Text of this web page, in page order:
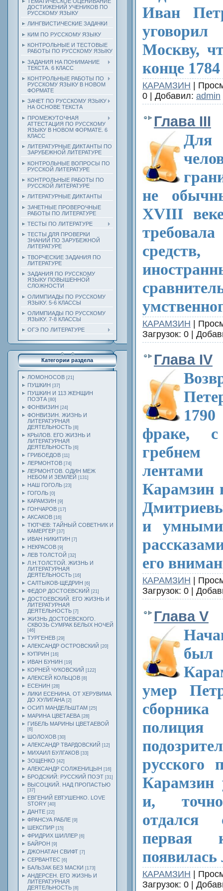
ДОСТИЖЕНИЙ УЧЕНИКОВ ПО
РУССКОМУ ЯЗЫКУ
ЛИНГВИСТИЧЕСКИЕ ЗАДАЧКИ
КИМ ПО РУССКОМУ ЯЗЫКУ
КОНТРОЛЬНЫЕ И ТЕСТОВЫЕ
РАБОТЫ ПО РУССКОМУ ЯЗЫКУ
ЗАДАНИЯ НА ПОНИМАНИЕ
ТЕКСТА. 6 КЛАСС
КОНТРОЛЬНЫЕ РАБОТЫ ПО
РУССКОМУ ЯЗЫКУ В НОВОМ
ФОРМАТЕ
ЗАЧЕТ ПО РУССКОМУ ЯЗЫКУ
НА ОСНОВЕ ТЕКСТА
ПРОМЕЖУТОЧНАЯ
АТТЕСТАЦИЯ ПО РУССКОМУ
ЯЗЫКУ В НОВОМ ФОРМАТЕ. 6
КЛАСС
ЛИТЕРАТУРНЫЕ ДИКТАНТЫ ПО
ЗАРУБЕЖНОЙ ЛИТЕРАТУРЕ
КОНТРОЛЬНЫЕ ВОПРОСЫ ПО
РУССКОЙ ЛИТЕРАТУРЕ
КОНТРОЛЬНЫЕ РАБОТЫ ПО
РУССКОЙ ЛИТЕРАТУРЕ
ЛИТЕРАТУРНЫЕ ДИКТАНТЫ
ЗАЧЕТНЫЕ ПРОВЕРОЧНЫЕ
РАБОТЫ ПО ЛИТЕРАТУРЕ
ТЕСТЫ ПО ЛИТЕРАТУРЕ
ТЕСТЫ ДЛЯ ПРОВЕРКИ
ЗНАНИЙ ПО ЗАРУБЕЖНОЙ
ЛИТЕРАТУРЕ
ТВОРЧЕСКИЕ ЗАДАНИЯ ПО
ЛИТЕРАТУРЕ
ЗАДАНИЯ ПО РУССКОМУ
ЯЗЫКУ ПОВЫШЕННОЙ
СЛОЖНОСТИ
ОЛИМПИАДЫ ПО РУССКОМУ
ЯЗЫКУ. 5-6 КЛАССЫ
ОЛИМПИАДЫ ПО РУССКОМУ
ЯЗЫКУ. 7-8 КЛАССЫ
ОГЭ ПО ЛИТЕРАТУРЕ
Категории раздела
ЛОМОНОСОВ [21]
ПУШКИН [37]
ПУШКИН И 113 ЖЕНЩИН
ПОЭТА [80]
ФОНВИЗИН [24]
ФОНВИЗИН. ЖИЗНЬ И
ЛИТЕРАТУРНАЯ
ДЕЯТЕЛЬНОСТЬ [8]
КРЫЛОВ. ЕГО ЖИЗНЬ И
ЛИТЕРАТУРНАЯ
ДЕЯТЕЛЬНОСТЬ [6]
ГРИБОЕДОВ [11]
ЛЕРМОНТОВ [74]
ЛЕРМОНТОВ. ОДИН МЕЖ
НЕБОМ И ЗЕМЛЕЙ [131]
НАШ ГОГОЛЬ [23]
ГОГОЛЬ [0]
КАРАМЗИН [9]
ГОНЧАРОВ [17]
АКСАКОВ [16]
ТЮТЧЕВ: ТАЙНЫЙ СОВЕТНИК И
КАМЕРГЕР [37]
ИВАН НИКИТИН [7]
НЕКРАСОВ [9]
ЛЕВ ТОЛСТОЙ [32]
Л.Н.ТОЛСТОЙ. ЖИЗНЬ И
ЛИТЕРАТУРНАЯ
ДЕЯТЕЛЬНОСТЬ [16]
САЛТЫКОВ-ЩЕДРИН [6]
ФЕДОР ДОСТОЕВСКИЙ [21]
ДОСТОЕВСКИЙ. ЕГО ЖИЗНЬ И
ЛИТЕРАТУРНАЯ
ДЕЯТЕЛЬНОСТЬ [7]
ЖИЗНЬ ДОСТОЕВСКОГО.
СКВОЗЬ СУМРАК БЕЛЫХ НОЧЕЙ
[46]
ТУРГЕНЕВ [29]
АЛЕКСАНДР ОСТРОВСКИЙ [20]
КУПРИН [16]
ИВАН БУНИН [19]
КОРНЕЙ ЧУКОВСКИЙ [122]
АЛЕКСЕЙ КОЛЬЦОВ [8]
ЕСЕНИН [28]
ЛИКИ ЕСЕНИНА. ОТ ХЕРУВИМА
ДО ХУЛИГАНА [2]
ОСИП МАНДЕЛЬШТАМ [25]
МАРИНА ЦВЕТАЕВА [28]
ГИБЕЛЬ МАРИНЫ ЦВЕТАЕВОЙ
[6]
ШОЛОХОВ [30]
АЛЕКСАНДР ТВАРДОВСКИЙ [12]
МИХАИЛ БУЛГАКОВ [33]
ЗОЩЕНКО [42]
АЛЕКСАНДР СОЛЖЕНИЦЫН [16]
БРОДСКИЙ: РУССКИЙ ПОЭТ [31]
ВЫСОЦКИЙ. НАД ПРОПАСТЬЮ
[37]
ЕВГЕНИЙ ЕВТУШЕНКО. LOVE
STORY [40]
ДАНТЕ [22]
ФРАНСУА РАБЛЕ [9]
ШЕКСПИР [15]
ФРИДРИХ ШИЛЛЕР [6]
БАЙРОН [9]
ДЖОНАТАН СВИФТ [7]
СЕРВАНТЕС [6]
БАЛЬЗАК БЕЗ МАСКИ [173]
АНДЕРСЕН. ЕГО ЖИЗНЬ И
ЛИТЕРАТУРНАЯ
ДЕЯТЕЛЬНОСТЬ [8]
Иван
Москву,
конце 1784
КАРАМЗИН |
0 | Добавил: admin
Глава III
не
XVIII
КАРАМЗИН |
Загрузок: 0 |
Глава IV
фраке,
Карамзин
и
его
КАРАМЗИН |
Загрузок: 0 |
Глава V
умер
русского
Карамзин
и,
отдался
первая
КАРАМЗИН |
Загрузок: 0 |